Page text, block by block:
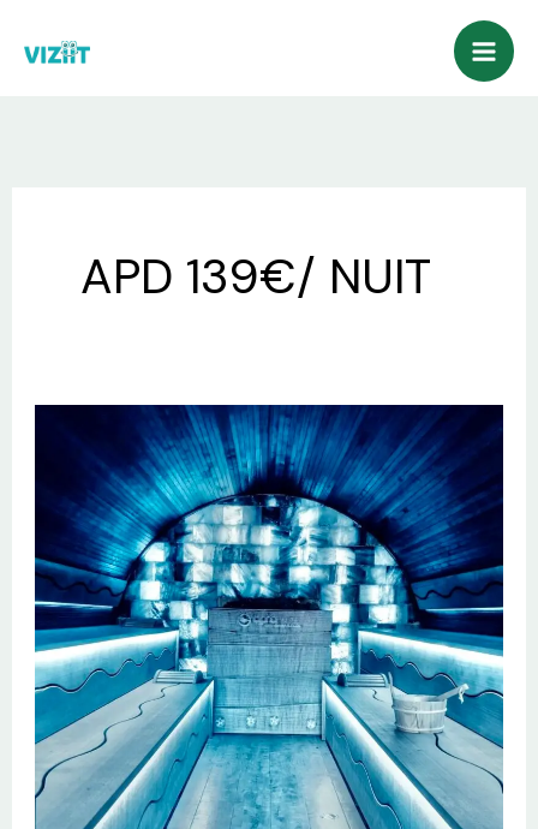
APD 139€/ NUIT
Domaine
Hautes
Fagnes